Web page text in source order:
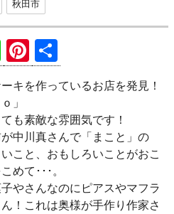
秋田市
Li
n
e
Pi
nt
er
es
t
有
キを作っているお店を発見！
」
も素敵な雰囲気です！
中川真さんで「まこと」の
こと、おもしろいことがおこ
めて･･･。
やさんなのにピアスやマフラ
！これは奥様が手作り作家さ